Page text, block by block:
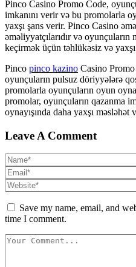
Pinco Casino Promo Code,
imkanını verir və bu promolarla
yaxşı şans verir. Pinco Casino
əməliyyatçılarıdır və oyunçuların
keçirmək üçün təhlükəsiz və
Pinco pinco kazino Casino
oyunçuların pulsuz döriyyələrə
promolarla oyunçuların oyun
promolar, oyunçuların qazanma
oynayışında daha yaxşı məsləhət
Leave A Comment
Save my name, email, and
time I comment.